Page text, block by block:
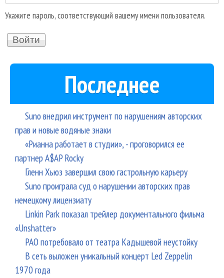
Укажите пароль, соответствующий вашему имени пользователя.
Последнее
Suno внедрил инструмент по нарушениям авторских
прав и новые водяные знаки
«Рианна работает в студии», - проговорился ее
партнер A$AP Rocky
Гленн Хьюз завершил свою гастрольную карьеру
Suno проиграла суд о нарушении авторских прав
немецкому лицензиату
Linkin Park показал трейлер документального фильма
«Unshatter»
РАО потребовало от театра Кадышевой неустойку
В сеть выложен уникальный концерт Led Zeppelin
1970 года